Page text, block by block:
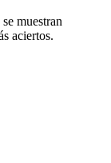
muestran
aciertos.